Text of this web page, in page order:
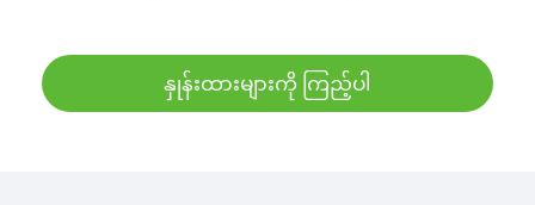
နှုန်းထားများကို ကြည့်ပါ